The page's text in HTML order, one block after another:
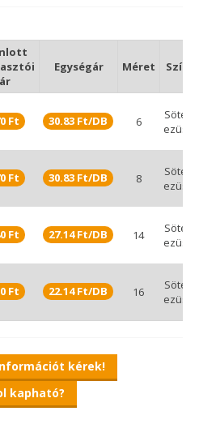
ár
Egységár Méret Szín
Ft 30.83 Ft/DB 6
Sötét
ezüst
Ft 30.83 Ft/DB 8
Sötét
ezüst
Ft 27.14 Ft/DB 14
Sötét
ezüst
Ft 22.14 Ft/DB 16
Sötét
ezüst
kérek!
kapható?